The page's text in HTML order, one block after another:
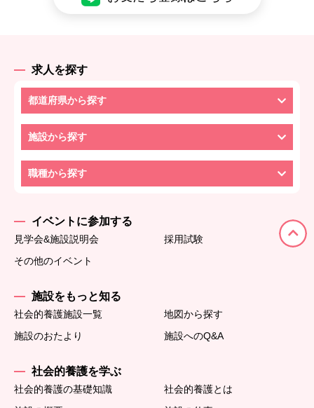
求人を探す
都道府県から探す
施設から探す
職種から探す
イベントに参加する
見学会&施設説明会
採用試験
その他のイベント
施設をもっと知る
社会的養護施設一覧
地図から探す
施設のおたより
施設へのQ&A
社会的養護を学ぶ
社会的養護の基礎知識
社会的養護とは